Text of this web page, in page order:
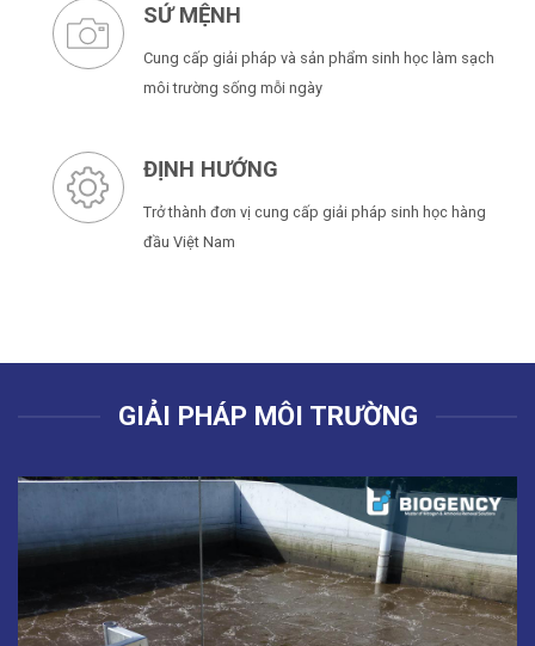
SỨ MỆNH
Cung cấp giải pháp và sản phẩm sinh học làm sạch
môi trường sống mỗi ngày
ĐỊNH HƯỚNG
Trở thành đơn vị cung cấp giải pháp sinh học hàng
đầu Việt Nam
GIẢI PHÁP MÔI TRƯỜNG